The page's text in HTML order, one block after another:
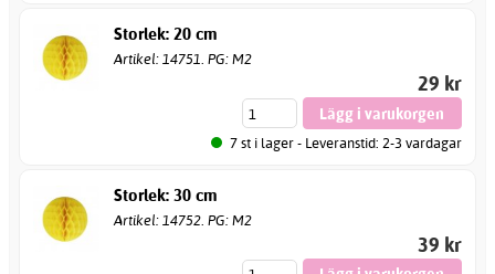
Storlek: 20 cm
Artikel: 14751. PG: M2
29 kr
7 st i lager - Leveranstid: 2-3 vardagar
Storlek: 30 cm
Artikel: 14752. PG: M2
39 kr